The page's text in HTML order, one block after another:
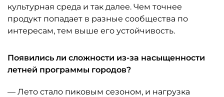
культурная среда и так далее. Чем точнее
продукт попадает в разные сообщества по
интересам, тем выше его устойчивость.
Появились ли сложности из-за насыщенности
летней программы городов?
— Лето стало пиковым сезоном, и нагрузка